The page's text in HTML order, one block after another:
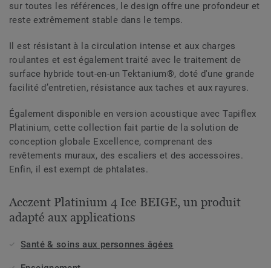
sur toutes les références, le design offre une profondeur et
reste extrêmement stable dans le temps.
Il est résistant à la circulation intense et aux charges
roulantes et est également traité avec le traitement de
surface hybride tout-en-un Tektanium®, doté d'une grande
facilité d’entretien, résistance aux taches et aux rayures.
Également disponible en version acoustique avec Tapiflex
Platinium, cette collection fait partie de la solution de
conception globale Excellence, comprenant des
revêtements muraux, des escaliers et des accessoires.
Enfin, il est exempt de phtalates.
Acczent Platinium 4 Ice BEIGE, un produit
adapté aux applications
Santé & soins aux personnes âgées